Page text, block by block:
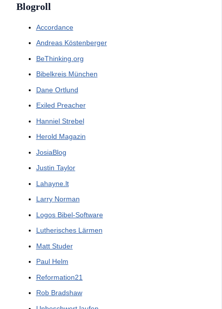
Blogroll
Accordance
Andreas Köstenberger
BeThinking.org
Bibelkreis München
Dane Ortlund
Exiled Preacher
Hanniel Strebel
Herold Magazin
JosiaBlog
Justin Taylor
Lahayne.lt
Larry Norman
Logos Bibel-Software
Lutherisches Lärmen
Matt Studer
Paul Helm
Reformation21
Rob Bradshaw